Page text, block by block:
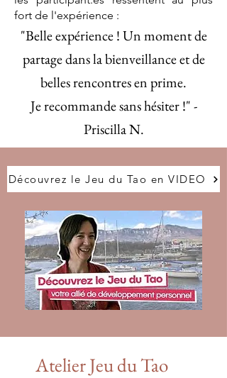
fort de l'expérience :
"Belle expérience ! Un moment de
partage dans la bienveillance et de
belles rencontres en prime.
Je recommande sans hésiter !" -
Priscilla N.
Découvrez le Jeu du Tao en VIDEO
Atelier Jeu du Tao